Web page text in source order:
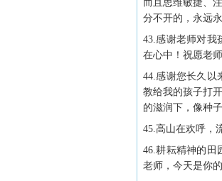
而且思维敏捷、
分不开的，永远
43.感谢老师对我
在心中！祝愿老
44.感谢您长久以
教给我的孩子打
的滋润下，像种
45.高山在欢呼，
46.耕耘精神的田
老师，今天是你